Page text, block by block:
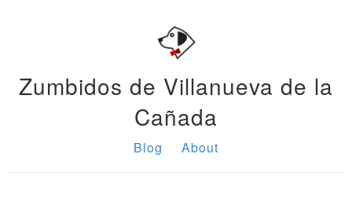
Zumbidos de Villanueva de la
Cañada
Blog About